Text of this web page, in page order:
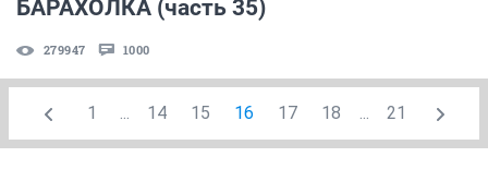
БАРАХОЛКА (часть 35)
279947 1000
1 ... 14 15 16 17 18 ... 21